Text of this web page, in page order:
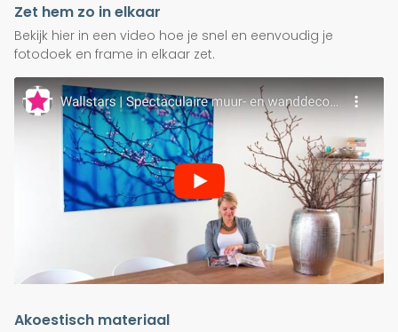
Zet hem zo in elkaar
Bekijk hier in een video hoe je snel en eenvoudig je
fotodoek en frame in elkaar zet.
Akoestisch materiaal